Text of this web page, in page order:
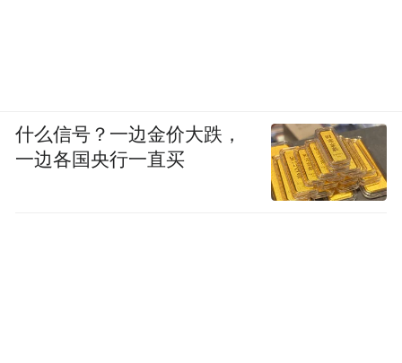
什么信号？一边金价大跌，
一边各国央行一直买